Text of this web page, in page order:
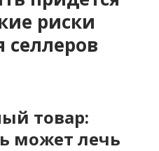
риски
селлеров
товар:
может лечь